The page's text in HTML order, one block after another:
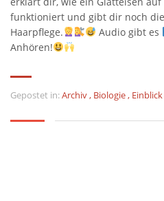
funktioniert und gibt dir noch
Haarpflege.
Audio gibt es
Anhören!
Gepostet in:Archiv, Biologie,